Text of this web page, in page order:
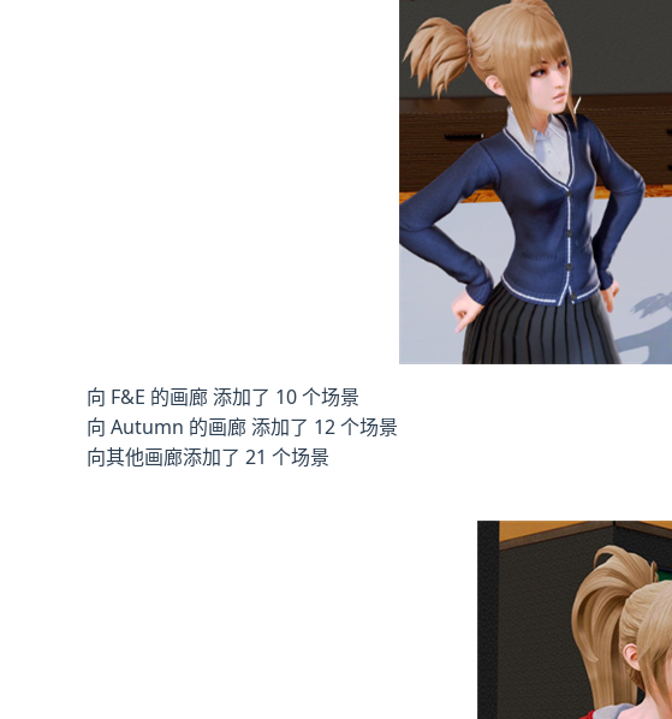
向 F&E 的画廊 添加了 10 个场景
向 Autumn 的画廊 添加了 12 个场景
向其他画廊添加了 21 个场景